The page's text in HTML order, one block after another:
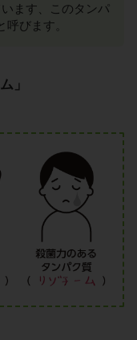
ます、このタンパ
呼びます。
」